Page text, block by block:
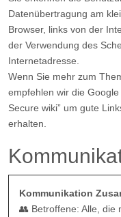
Datenübertragung am
Browser, links von der
der Verwendung des
Internetadresse.
Wenn Sie mehr zum
empfehlen wir die
Secure wiki” um gute
erhalten.
Kommunikation
👥 Betroffene: Alle, die